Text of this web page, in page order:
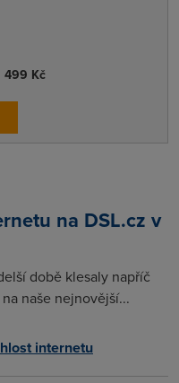
499 Kč
na DSL.cz v
době klesaly napříč
naše nejnovější...
internetu